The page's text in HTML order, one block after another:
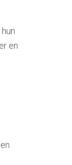
en